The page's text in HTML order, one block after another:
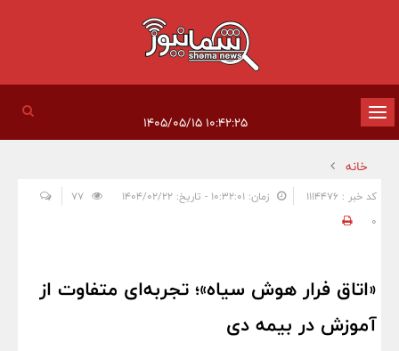
تغییر
وضعیت
ناوبری
خانه
کد خبر : 1114476 زمان: ۱۰:۳۲:۰۱ - تاریخ: ۱۴۰۴/۰۲/۲۲
0
«اتاق فرار هوش سیاه»؛ تجربه‌ای متفاوت از
آموزش در بیمه دی